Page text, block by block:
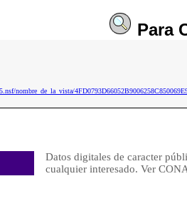
Para
nombre_de_la_vista/
Datos digitales de caracter
cualquier interesado. Ver